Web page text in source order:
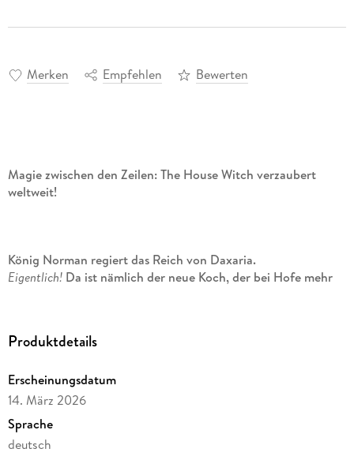
Merken Empfehlen Bewerten
Magie zwischen den Zeilen: The House Witch verzaubert
weltweit!
König Norman regiert das Reich von Daxaria.
Eigentlich! Da ist nämlich der neue Koch, der bei Hofe mehr
Magie, Eigenwillen, Abenteuer und Leidenschaft.
Als
königlicher Koch
ein begnadeter Küchenmeister:
Produktdetails
Erscheinungsdatum
14. März 2026
Sprache
deutsch